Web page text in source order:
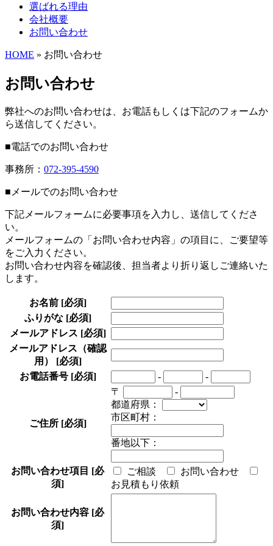
選ばれる理由
会社概要
お問い合わせ
HOME » お問い合わせ
お問い合わせ
弊社へのお問い合わせは、お電話もしくは下記のフォームか
ら送信してください。
■電話でのお問い合わせ
事務所： 072-395-4590
■メールでのお問い合わせ
下記メールフォームに必要事項を入力し、送信してくださ
い。
メールフォームの「お問い合わせ内容」の項目に、ご要望等
をご入力ください。
お問い合わせ内容を確認後、担当者より折り返しご連絡いた
します。
お名前 [必須]
ふりがな [必須]
メールアドレス [必須]
メールアドレス（確認
用） [必須]
お電話番号 [必須] - -
ご住所 [必須]
〒
-
都道府県：
市区町村：
番地以下：
お問い合わせ項目 [必
須]
ご相談
お問い合わせ
お見積もり依頼
お問い合わせ内容 [必
須]